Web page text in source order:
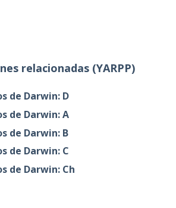
relacionadas (YARPP)
de Darwin: D
de Darwin: A
de Darwin: B
de Darwin: C
de Darwin: Ch